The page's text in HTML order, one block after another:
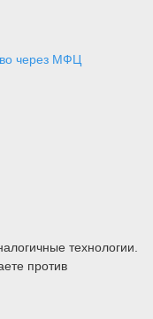
через МФЦ
технологии.
против